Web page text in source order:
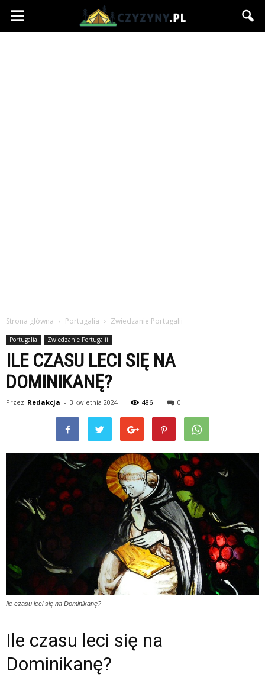
Czyzyny.pl
Strona główna Portugalia Zwiedzanie Portugalii
Portugalia Zwiedzanie Portugalii
ILE CZASU LECI SIĘ NA
DOMINIKANĘ?
Przez Redakcja - 3 kwietnia 2024 486 0
Ile czasu leci się na Dominikanę?
Ile czasu leci się na
Dominikanę?